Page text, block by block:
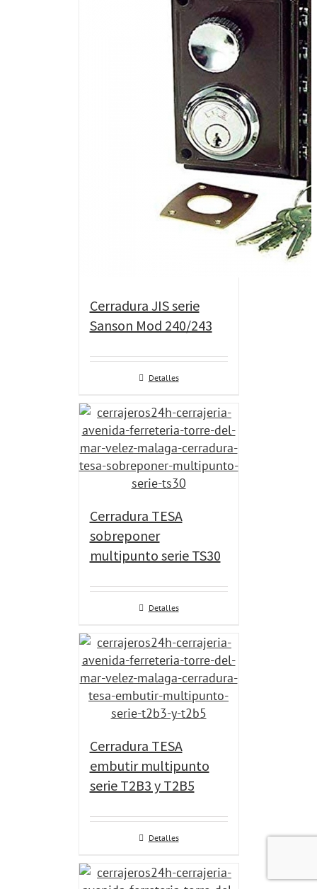
Cerradura JIS serie
Sanson Mod 240/243
Detalles
Cerradura TESA
sobreponer
multipunto serie TS30
Detalles
Cerradura TESA
embutir multipunto
serie T2B3 y T2B5
Detalles